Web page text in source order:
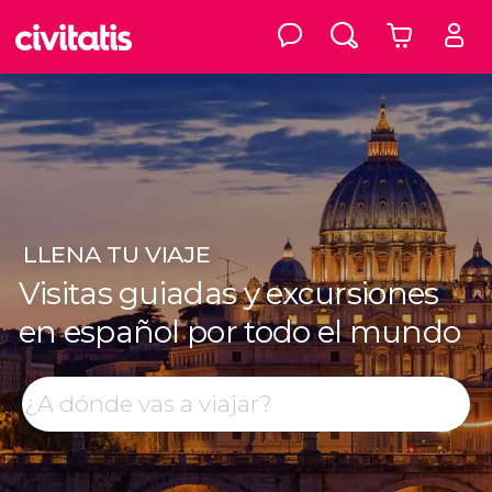
LLENA TU VIAJE
Visitas guiadas y excursiones
en español por todo el mundo
Buscar
Top destinos